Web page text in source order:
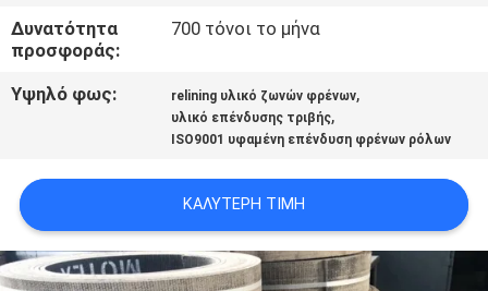
ΖΗΤΉΣΤΕ
ΈΝΑ
ΑΠΌΣΠΑΣΜΑ
PRIVACY
POLICY
Δυνατότητα
προσφοράς:
700 τόνοι το μήνα
Υψηλό φως: relining υλικό ζωνών φρένων,
υλικό επένδυσης τριβής,
ISO9001 υφαμένη επένδυση φρένων ρόλων
ΚΑΛΎΤΕΡΗ ΤΙΜΉ